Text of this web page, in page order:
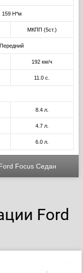
159 Н*м
МКПП (5ст.)
Передний
192 км/ч
11.0 с.
8.4 л.
4.7 л.
6.0 л.
Focus Седан
Ford